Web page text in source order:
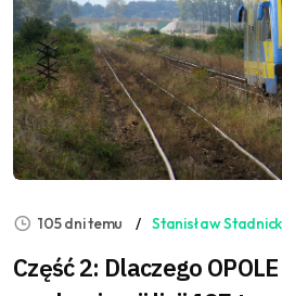
105 dni temu Stanisław
Część 2: Dlaczego